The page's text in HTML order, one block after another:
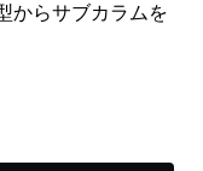
からサブカラムを